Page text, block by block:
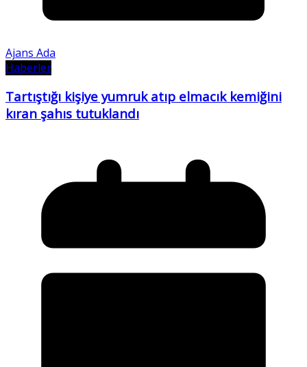
Ajans Ada
Haberler
Tartıştığı kişiye yumruk atıp elmacık kemiğini
kıran şahıs tutuklandı